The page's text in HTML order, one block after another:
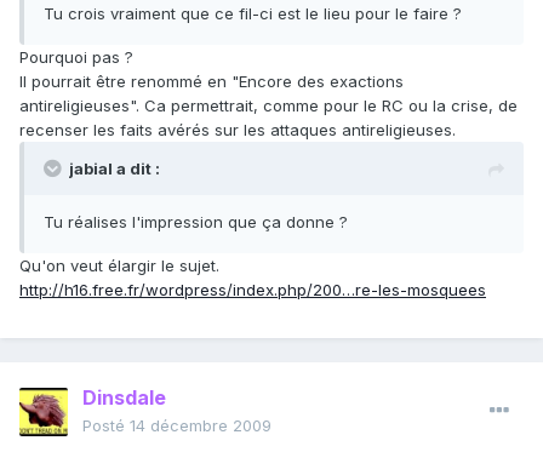
Tu crois vraiment que ce fil-ci est le lieu pour le faire ?
Pourquoi pas ?
Il pourrait être renommé en "Encore des exactions
antireligieuses". Ca permettrait, comme pour le RC ou la crise, de
recenser les faits avérés sur les attaques antireligieuses.
jabial a dit :
Tu réalises l'impression que ça donne ?
Qu'on veut élargir le sujet.
http://h16.free.fr/wordpress/index.php/200…re-les-mosquees
Dinsdale
Posté 14 décembre 2009